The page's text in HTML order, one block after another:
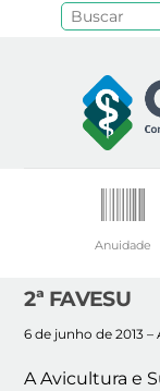
Anuidade
2ª FAVESU
6 de junho de 2013
A Avicultura e